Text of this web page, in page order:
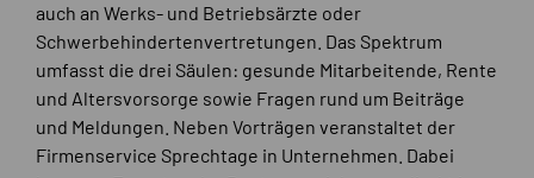
auch an Werks- und Betriebsärzte oder
Schwerbehindertenvertretungen. Das Spektrum
umfasst die drei Säulen: gesunde Mitarbeitende, Rente
und Altersvorsorge sowie Fragen rund um Beiträge
und Meldungen. Neben Vorträgen veranstaltet der
Firmenservice Sprechtage in Unternehmen. Dabei